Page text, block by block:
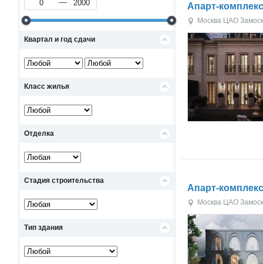
Квартал и год сдачи
Класс жилья
Отделка
Стадия строительства
Тип здания
Апарт-
Москва ЦАО
Апарт-
Москва ЦАО